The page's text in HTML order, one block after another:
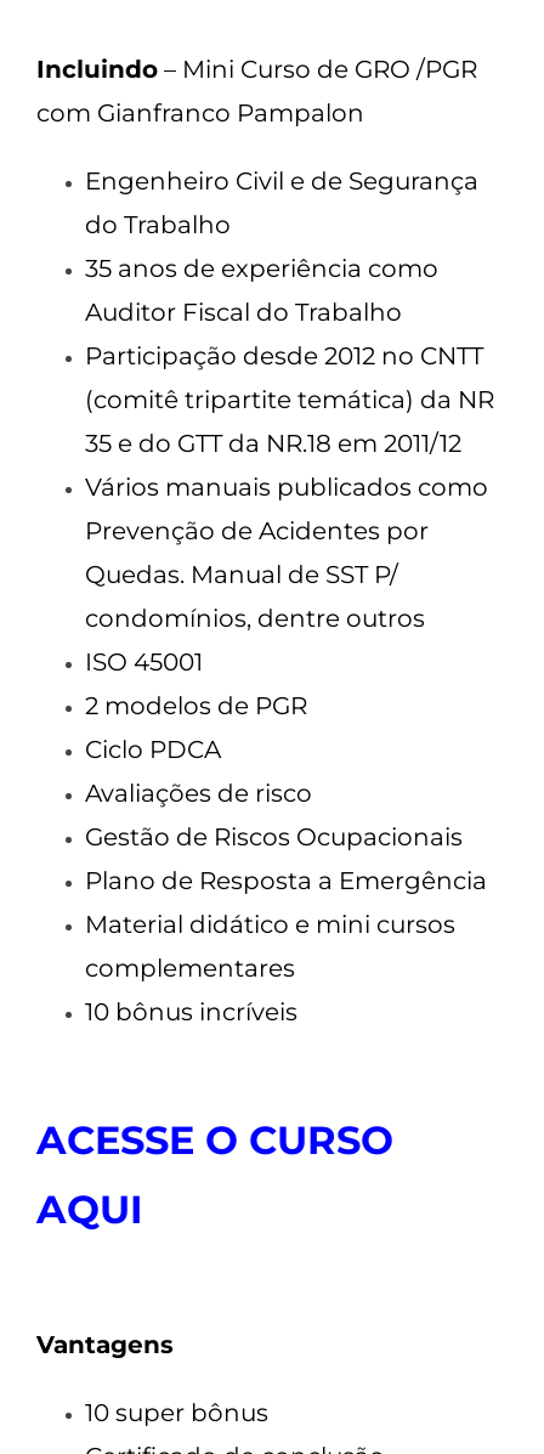
Incluindo – Mini Curso de GRO /PGR
com Gianfranco Pampalon
Engenheiro Civil e de Segurança
do Trabalho
35 anos de experiência como
Auditor Fiscal do Trabalho
Participação desde 2012 no CNTT
(comitê tripartite temática) da NR
35 e do GTT da NR.18 em 2011/12
Vários manuais publicados como
Prevenção de Acidentes por
Quedas. Manual de SST P/
condomínios, dentre outros
ISO 45001
2 modelos de PGR
Ciclo PDCA
Avaliações de risco
Gestão de Riscos Ocupacionais
Plano de Resposta a Emergência
Material didático e mini cursos
complementares
10 bônus incríveis
ACESSE O CURSO
AQUI
Vantagens
10 super bônus